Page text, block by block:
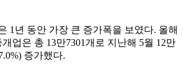
1년 동안 가장 큰 증가폭을 보였다. 올해
업은 총 13만7301개로 지난해 5월 12만
증가했다.